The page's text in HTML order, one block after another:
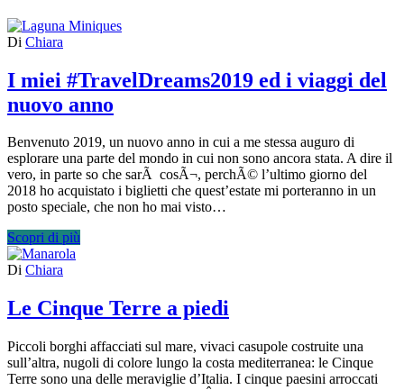
Di Chiara
I miei #TravelDreams2019 ed i viaggi del
nuovo anno
Benvenuto 2019, un nuovo anno in cui a me stessa auguro di
esplorare una parte del mondo in cui non sono ancora stata. A dire il
vero, in parte so che sarÃ cosÃ¬, perchÃ© l’ultimo giorno del
2018 ho acquistato i biglietti che quest’estate mi porteranno in un
posto speciale, che non ho mai visto…
Scopri di più
Di Chiara
Le Cinque Terre a piedi
Piccoli borghi affacciati sul mare, vivaci casupole costruite una
sull’altra, nugoli di colore lungo la costa mediterranea: le Cinque
Terre sono una delle meraviglie d’Italia. I cinque paesini arroccati